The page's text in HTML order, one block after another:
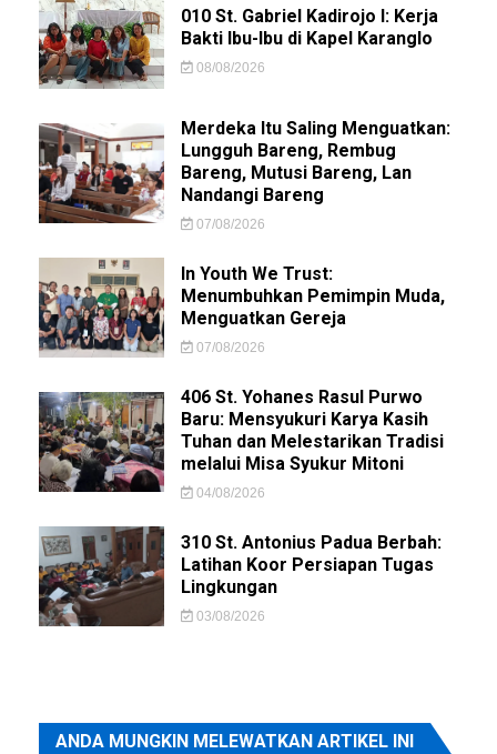
010 St. Gabriel Kadirojo I: Kerja
Bakti Ibu-Ibu di Kapel Karanglo
08/08/2026
Merdeka Itu Saling Menguatkan:
Lungguh Bareng, Rembug
Bareng, Mutusi Bareng, Lan
Nandangi Bareng
07/08/2026
In Youth We Trust:
Menumbuhkan Pemimpin Muda,
Menguatkan Gereja
07/08/2026
406 St. Yohanes Rasul Purwo
Baru: Mensyukuri Karya Kasih
Tuhan dan Melestarikan Tradisi
melalui Misa Syukur Mitoni
04/08/2026
310 St. Antonius Padua Berbah:
Latihan Koor Persiapan Tugas
Lingkungan
03/08/2026
ANDA MUNGKIN MELEWATKAN ARTIKEL INI